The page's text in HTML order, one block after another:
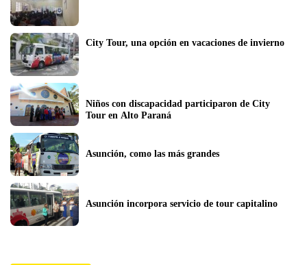
City Tour, una opción en vacaciones de invierno
Niños con discapacidad participaron de City
Tour en Alto Paraná
Asunción, como las más grandes
Asunción incorpora servicio de tour capitalino